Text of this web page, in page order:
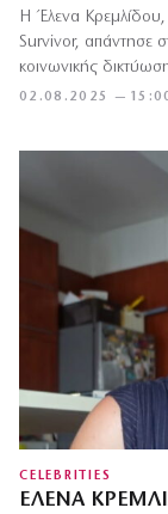
02.08.2025 —
Η Έλενα
Survivor, απάντησε
κοινωνικής
CELEBRITIES
ΈΛΕΝΑ